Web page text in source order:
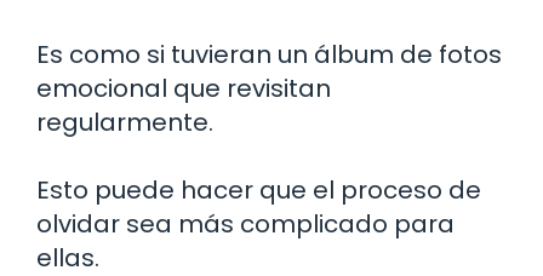
Es como si tuvieran un álbum de fotos
emocional que revisitan
regularmente.
Esto puede hacer que el proceso de
olvidar sea más complicado para
ellas.